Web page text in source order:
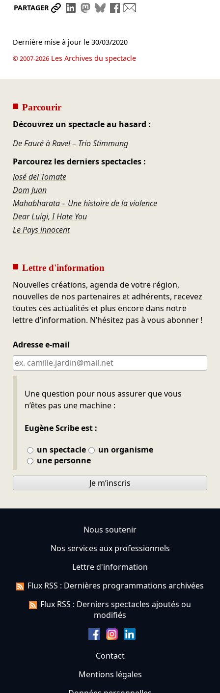
PARTAGER Partager le lien
Partager sur LinkedIn
Partager sur Mastodon
Partager sur Bluesky
Partager sur Facebook
Dernière mise à jour le 30/03/2020
© 2007-2026Les Archives du spectacle
Parcourir
Découvrez un spectacle au hasard :
De Fauré à Ravel – Trio Stimmung
Parcourez les derniers spectacles :
José del Tomate
Dom Juan
Mahabharata – Une histoire de la violence
Dear Luigi, I Hate You
Le Pays innocent
Lettre d'information
Nouvelles créations, agenda de votre région,
nouvelles de nos partenaires et adhérents, recevez
toutes ces actualités et plus encore dans notre
lettre d’information. N’hésitez pas à vous abonner !
Adresse e-mail
Une question pour nous assurer que vous
n’êtes pas une machine :
Eugène Scribe est :
un spectacle
un organisme
une personne
Ne pas remplir
Je m’inscris
Nous soutenir
Nos services aux professionnels
Lettre d'information
Flux RSS : Dernières programmations archivées
Flux RSS : Derniers spectacles ajoutés ou
modifiés
Contact
Mentions légales